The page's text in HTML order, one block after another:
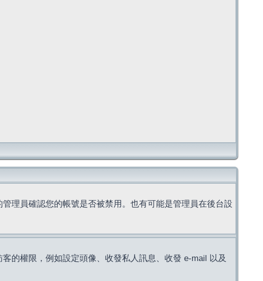
理員確認您的帳號是否被禁用。也有可能是管理員在後台設
的權限，例如設定頭像、收發私人訊息、收發 e-mail 以及